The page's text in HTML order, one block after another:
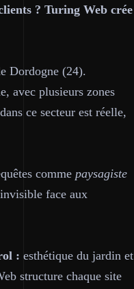
? Turing Web crée
Dordogne (24).
avec plusieurs zones
ce secteur est réelle,
comme paysagiste
face aux
: esthétique du jardin et
structure chaque site